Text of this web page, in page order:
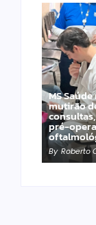
MS
mutirão
pré-
By Roberto
apresenta
duas
gratuitas
Julho
By Roberto